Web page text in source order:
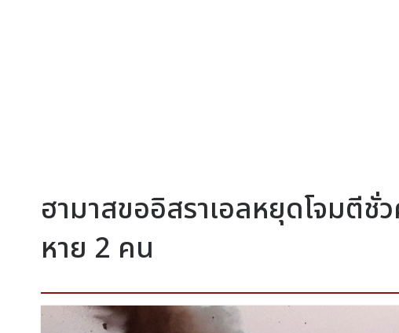
ฮามาสขออิสราเอลหยุดโจมตีชั่
หาย 2 คน